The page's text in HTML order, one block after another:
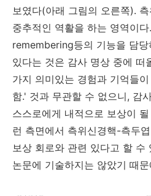
보였다(아래 그림의 오른쪽).
중추적인 역활을 하는 영역이
remembering등의 기능을 담
있다는 것은 감사 명상 중에 떠
가지 의미있는 경험과 기억들
함.' 것과 무관할 수 없으니, 감
스스로에게 내적으로 보상이
런 측면에서 측위신경핵-측두
보상 회로와 관련 있다고 할 수
논문에 기술하지는 않았기 때